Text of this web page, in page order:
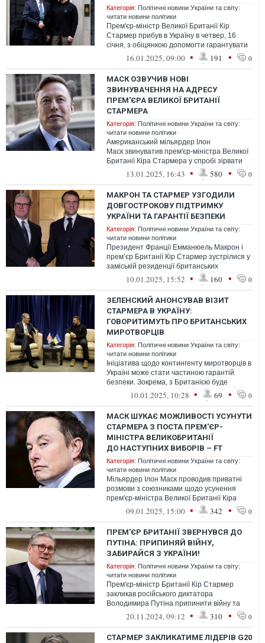
Категорія: Політичні новини України та світу:
читати новини політики
Прем'єр-міністр Великої Британії Кір
Стармер прибув в Україну в четвер, 16
січня, з обіцянкою допомогти гарантувати
безпеку країни на століття.
16.01.2025, 09:00 • 191 • 0
МАСК ОЗВУЧИВ НОВІ
ЗВИНУВАЧЕННЯ НА АДРЕСУ
ПРЕМ'ЄРА ВЕЛИКОЇ БРИТАНІЇ
СТАРМЕРА
Категорія: Політичні новини України та світу:
читати новини політики
Американський мільярдер Ілон
Маск звинуватив прем'єр-міністра Великої
Британії Кіра Стармера у спробі зірвати
вибори президента США.
13.01.2025, 16:43 • 580 • 0
МАКРОН ТА СТАРМЕР УЗГОДИЛИ
ДОВГОСТРОКОВУ ПІДТРИМКУ
УКРАЇНИ ТА ГАРАНТІЇ БЕЗПЕКИ
Категорія: Політичні новини України та світу:
читати новини політики
Президент Франції Емманюель Макрон і
прем’єр Британії Кір Стармер зустрілися у
заміській резиденції британських
прем’єрів. Однією з тем їх розмови бул...
10.01.2025, 15:52 • 160 • 0
ЗЕЛЕНСКИЙ АНОНСУВАВ ВІЗИТ
СТАРМЕРА В УКРАЇНУ:
ГОВОРИТИМУТЬ ПРО БРИТАНСЬКИХ
МИРОТВОРЦІВ
Категорія: Політичні новини України та світу:
читати новини політики
Ініціатива щодо контингенту миротворців в
Україні може стати частиною гарантій
безпеки. Зокрема, з Британією буде
обговорено можливість відправки війс...
10.01.2025, 10:28 • 69 • 0
МАСК ШУКАЄ МОЖЛИВОСТІ УСУНУТИ
СТАРМЕРА З ПОСТА ПРЕМ'ЄР-
МІНІСТРА ВЕЛИКОБРИТАНІЇ
ДО НАСТУПНИХ ВИБОРІВ – FT
Категорія: Політичні новини України та світу:
читати новини політики
Мільярдер Ілон Маск проводив приватні
розмови з союзниками щодо усунення
прем'єр-міністра Великої Британії Кіра
Стармера з його посади до наступних ви...
09.01.2025, 15:00 • 342 • 0
ПРЕМ'ЄР БРИТАНІЇ ЗВЕРНУВСЯ ДО
ПУТІНА: ПРИПИНЯЙ ВІЙНУ,
ЗАБИРАЙСЯ З УКРАЇНИ!
Категорія: Політичні новини України та світу:
читати новини політики
Прем'єр-міністр Британії Кір Стармер
закликав російського диктатора
Володимира Путіна припинити війну та
вивести свої війська з України
20.11.2024, 09:12 • 310 • 0
СТАРМЕР ЗАКЛИКАТИМЕ ЛІДЕРІВ G20